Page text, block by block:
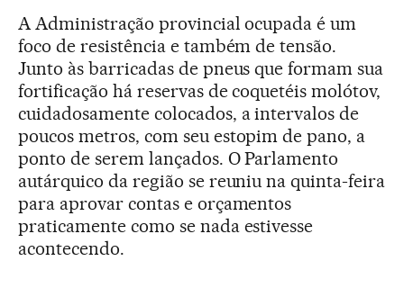
A Administração provincial ocupada é um
foco de resistência e também de tensão.
Junto às barricadas de pneus que formam sua
fortificação há reservas de coquetéis molótov,
cuidadosamente colocados, a intervalos de
poucos metros, com seu estopim de pano, a
ponto de serem lançados. O Parlamento
autárquico da região se reuniu na quinta-feira
para aprovar contas e orçamentos
praticamente como se nada estivesse
acontecendo.